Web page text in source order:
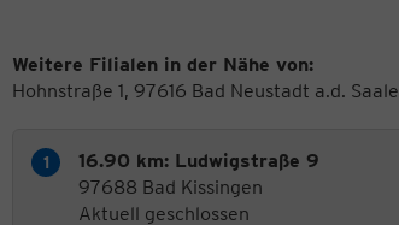
Weitere Filialen in der Nähe von:
Hohnstraße 1, 97616 Bad Neustadt a.d. Saale
16.90 km: Ludwigstraße 9
97688 Bad Kissingen
Aktuell geschlossen